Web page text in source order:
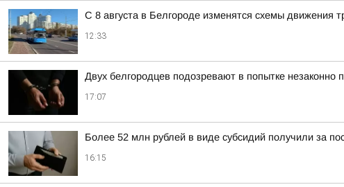
С 8 августа в Белгороде изменятся схемы движения
12:33
Двух белгородцев подозревают в попытке незаконно
17:07
Более 52 млн рублей в виде субсидий получили за
16:15